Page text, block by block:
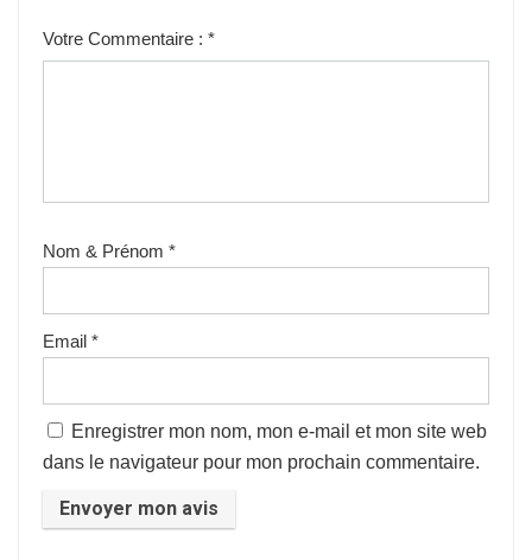
Votre Commentaire : *
Nom & Prénom *
Email *
Enregistrer mon nom, mon e-mail et mon site web
dans le navigateur pour mon prochain commentaire.